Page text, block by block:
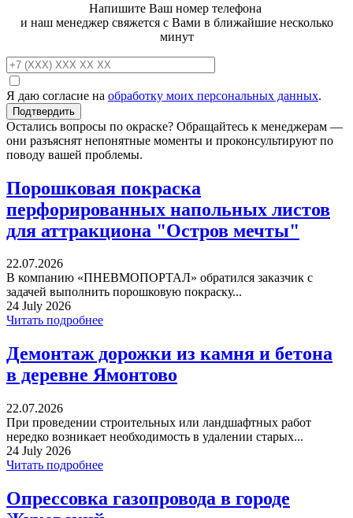
Напишите Ваш номер телефона
и наш менеджер свяжется с Вами в ближайшие несколько
минут
Я даю согласие на обработку моих персональных данных.
Остались вопросы по окраске? Обращайтесь к менеджерам —
они разъяснят непонятные моменты и проконсультируют по
поводу вашей проблемы.
Порошковая покраска
перфорированных напольных листов
для аттракциона "Остров мечты"
22.07.2026
В компанию «ПНЕВМОПОРТАЛ» обратился заказчик с
задачей выполнить порошковую покраску...
24 July 2026
Читать подробнее
Демонтаж дорожки из камня и бетона
в деревне Ямонтово
22.07.2026
При проведении строительных или ландшафтных работ
нередко возникает необходимость в удалении старых...
24 July 2026
Читать подробнее
Опрессовка газопровода в городе